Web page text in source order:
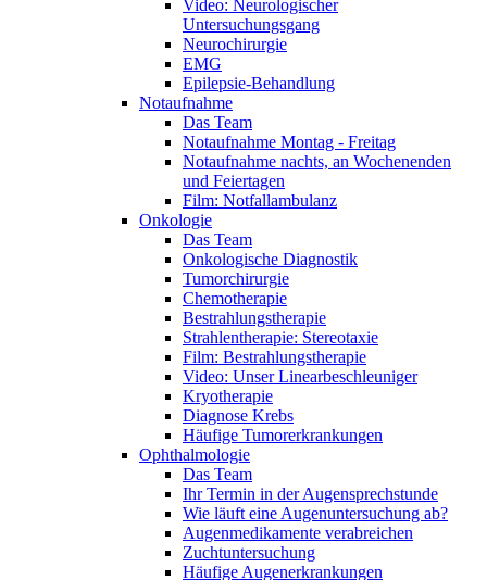
Video: Neurologischer
Untersuchungsgang
Neurochirurgie
EMG
Epilepsie-Behandlung
Notaufnahme
Das Team
Notaufnahme Montag - Freitag
Notaufnahme nachts, an Wochenenden
und Feiertagen
Film: Notfallambulanz
Onkologie
Das Team
Onkologische Diagnostik
Tumorchirurgie
Chemotherapie
Bestrahlungstherapie
Strahlentherapie: Stereotaxie
Film: Bestrahlungstherapie
Video: Unser Linearbeschleuniger
Kryotherapie
Diagnose Krebs
Häufige Tumorerkrankungen
Ophthalmologie
Das Team
Ihr Termin in der Augensprechstunde
Wie läuft eine Augenuntersuchung ab?
Augenmedikamente verabreichen
Zuchtuntersuchung
Häufige Augenerkrankungen